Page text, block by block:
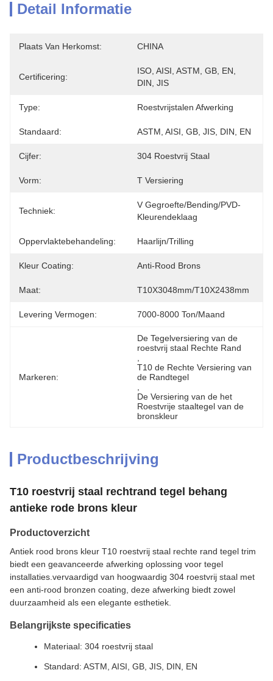
Detail Informatie
Plaats Van Herkomst: CHINA
Certificering:
ISO, AISI, ASTM, GB, EN,
DIN, JIS
Type: Roestvrijstalen Afwerking
Standaard: ASTM, AISI, GB, JIS, DIN, EN
Cijfer: 304 Roestvrij Staal
Vorm: T Versiering
Techniek:
V Gegroefte/Bending/PVD-
Kleurendeklaag
Oppervlaktebehandeling: Haarlijn/trilling
Kleur Coating: Anti-Rood Brons
Maat: T10X3048mm/T10X2438mm
Levering Vermogen: 7000-8000 Ton/maand
Markeren:
De Tegelversiering van de
roestvrij staal Rechte Rand
T10 de Rechte Versiering van
de Randtegel
De Versiering van de het
Roestvrije staaltegel van de
bronskleur
Productbeschrijving
T10 roestvrij staal rechtrand tegel behang
antieke rode brons kleur
Productoverzicht
Antiek rood brons kleur T10 roestvrij staal rechte rand tegel trim
biedt een geavanceerde afwerking oplossing voor tegel
installaties.vervaardigd van hoogwaardig 304 roestvrij staal met
een anti-rood bronzen coating, deze afwerking biedt zowel
duurzaamheid als een elegante esthetiek.
Belangrijkste specificaties
Materiaal: 304 roestvrij staal
Standard: ASTM, AISI, GB, JIS, DIN, EN